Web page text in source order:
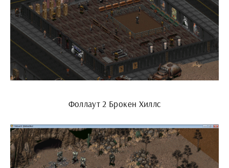
Фоллаут 2 Брокен Хиллс